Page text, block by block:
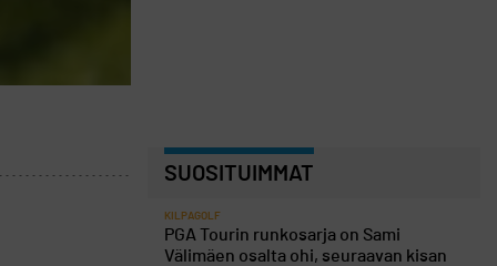
SUOSITUIMMAT
KILPAGOLF
PGA Tourin runkosarja on Sami
Välimäen osalta ohi, seuraavan kisan